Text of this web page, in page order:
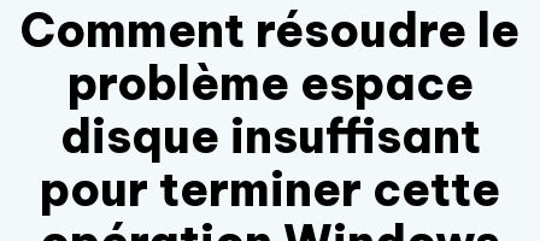
Comment résoudre le
problème espace
disque insuffisant
pour terminer cette